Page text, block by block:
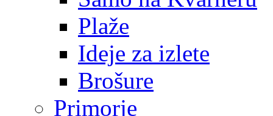
Plaže
Ideje za izlete
Brošure
Primorje